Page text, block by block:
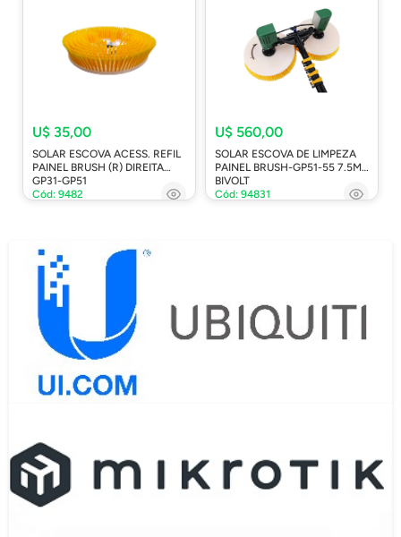
U$ 35,00
SOLAR ESCOVA ACESS. REFIL
PAINEL BRUSH (R) DIREITA
GP31-GP51
Cód: 9482
U$ 560,00
SOLAR ESCOVA DE LIMPEZA
PAINEL BRUSH-GP51-55 7.5M
BIVOLT
Cód: 94831